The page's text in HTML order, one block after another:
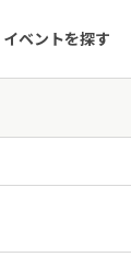
イベントを探す